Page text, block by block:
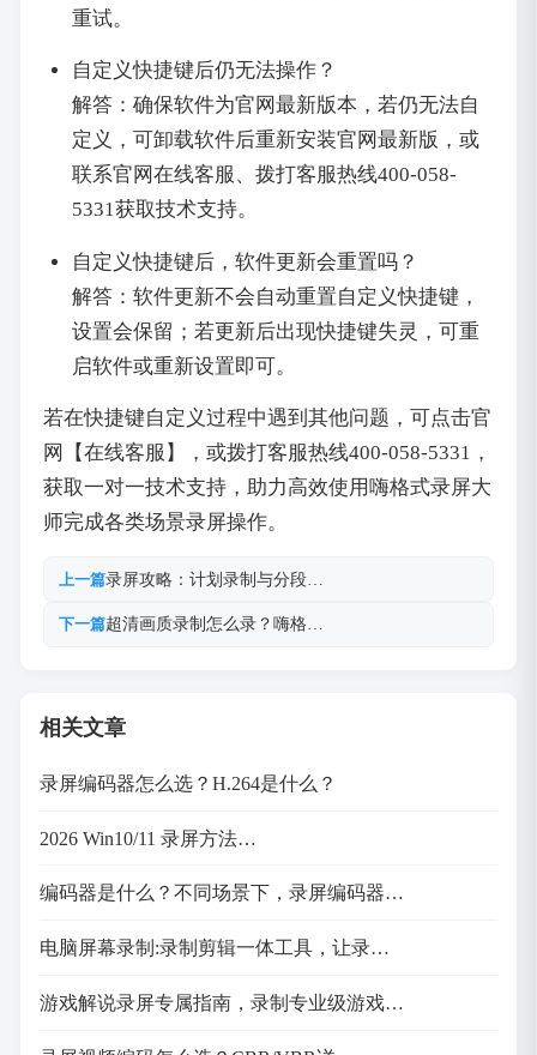
重试。
自定义快捷键后仍无法操作？
解答：确保软件为官网最新版本，若仍无法自
定义，可卸载软件后重新安装官网最新版，或
联系官网在线客服、拨打客服热线400-058-
5331获取技术支持。
自定义快捷键后，软件更新会重置吗？
解答：软件更新不会自动重置自定义快捷键，
设置会保留；若更新后出现快捷键失灵，可重
启软件或重新设置即可。
若在快捷键自定义过程中遇到其他问题，可点击官
网【在线客服】，或拨打客服热线400-058-5331，
获取一对一技术支持，助力高效使用嗨格式录屏大
师完成各类场景录屏操作。
上一篇录屏攻略：计划录制与分段…
下一篇超清画质录制怎么录？嗨格…
相关文章
录屏编码器怎么选？H.264是什么？
2026 Win10/11 录屏方法…
编码器是什么？不同场景下，录屏编码器…
电脑屏幕录制:录制剪辑一体工具，让录…
游戏解说录屏专属指南，录制专业级游戏…